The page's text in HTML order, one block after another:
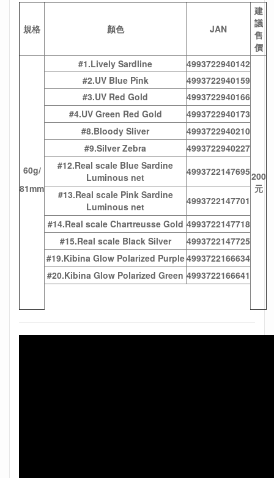
規格 顏色 JAN
建
議
售
價
60g/
81mm
#1.Lively Sardline 4993722940142
200
元
#2.UV Blue Pink
4993722940159
#3.UV Red Gold
4993722940166
#4.UV Green Red Gold
4993722940173
#8.Bloody Sliver
4993722940210
#9.Silver Zebra
4993722940227
#12.Real scale Blue Sardine
Luminous net
4993722147695
#13.Real scale Pink Sardine
Luminous net
4993722147701
#14.Real scale Chartreusse Gold 4993722147718
#15.Real scale Black Silver
4993722147725
#19.Kibina Glow Polarized Purple4993722166634
#20.Kibina Glow Polarized Green 4993722166641